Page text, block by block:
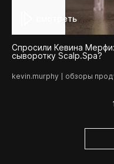
смотреть
Спросили Кевина
сыворотку Scalp.Spa?
kevin.murphy обзоры
1